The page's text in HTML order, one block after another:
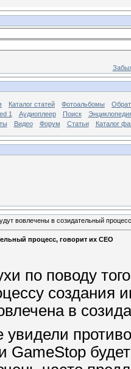
Каталог статей Фотоальбомы
1 Аудиоплеер Поиск
Видео Форум Статьи Каталог
вовлечены в созидательный
процесс, говорит их CEO
по поводу
в
GameStop